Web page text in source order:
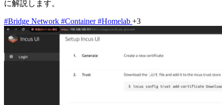
に解説します。
#Bridge Network #Container#Homelab +3